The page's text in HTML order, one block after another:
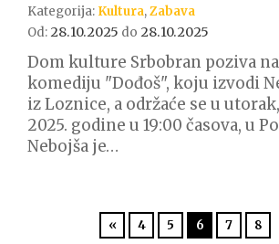
Kategorija: Kultura,Zabava
Od: 28.10.2025 do 28.10.2025
Dom kulture Srbobran poziva
komediju "Dođoš", koju izvodi
iz Loznice, a održaće se u
2025. godine u 19:00 časova, u
Nebojša je…
« 4 5 6 7 8